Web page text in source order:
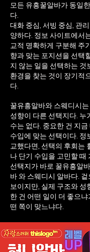
모든 유흥꿀알바가 동일
다.
대화 중심, 서빙 중심, 관
양하다. 정보 사이트에서
교적 명확하게 구분해 주
향과 맞는 포지션을 선택
지 않는 일을 선택하는 것
환경을 찾는 것이 장기적
다.
꿀유흥알바와 스웨디시
성향이 다른 선택지다. 누
수는 없다. 중요한 건 지금
수입에 맞는 선택이다. 정
교했다면, 선택의 후회는
나 단기 수입을 고민할 때
선택지가 바로 꿀유흥알
바 와 스웨디시 알바다.
보이지만, 실제 구조와 성
한 건 어떤 일이 더 좋으
떤 쪽이 맞느냐다.